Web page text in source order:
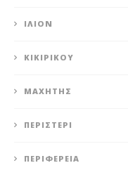
ΊΛΙΟΝ
ΚΙΚΙΡΙΚΟΥ
ΜΑΧΗΤΗΣ
ΠΕΡΙΣΤΈΡΙ
ΠΕΡΙΦΈΡΕΙΑ